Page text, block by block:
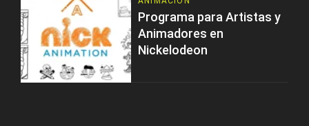
Programa para Artistas y
Animadores en
Nickelodeon